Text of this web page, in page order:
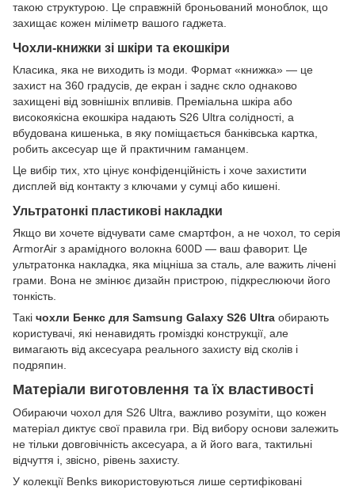
такою структурою. Це справжній броньований моноблок, що
захищає кожен міліметр вашого гаджета.
Чохли-книжки зі шкіри та екошкіри
Класика, яка не виходить із моди. Формат «книжка» — це
захист на 360 градусів, де екран і заднє скло однаково
захищені від зовнішніх впливів. Преміальна шкіра або
високоякісна екошкіра надають S26 Ultra солідності, а
вбудована кишенька, в яку поміщається банківська картка,
робить аксесуар ще й практичним гаманцем.
Це вибір тих, хто цінує конфіденційність і хоче захистити
дисплей від контакту з ключами у сумці або кишені.
Ультратонкі пластикові накладки
Якщо ви хочете відчувати саме смартфон, а не чохол, то серія
ArmorAir з арамідного волокна 600D — ваш фаворит. Це
ультратонка накладка, яка міцніша за сталь, але важить лічені
грами. Вона не змінює дизайн пристрою, підкреслюючи його
тонкість.
Такі чохли Бенкс для Samsung Galaxy S26 Ultra обирають
користувачі, які ненавидять громіздкі конструкції, але
вимагають від аксесуара реального захисту від сколів і
подряпин.
Матеріали виготовлення та їх властивості
Обираючи чохол для S26 Ultra, важливо розуміти, що кожен
матеріал диктує свої правила гри. Від вибору основи залежить
не тільки довговічність аксесуара, а й його вага, тактильні
відчуття і, звісно, рівень захисту.
У колекції Benks використовуються лише сертифіковані